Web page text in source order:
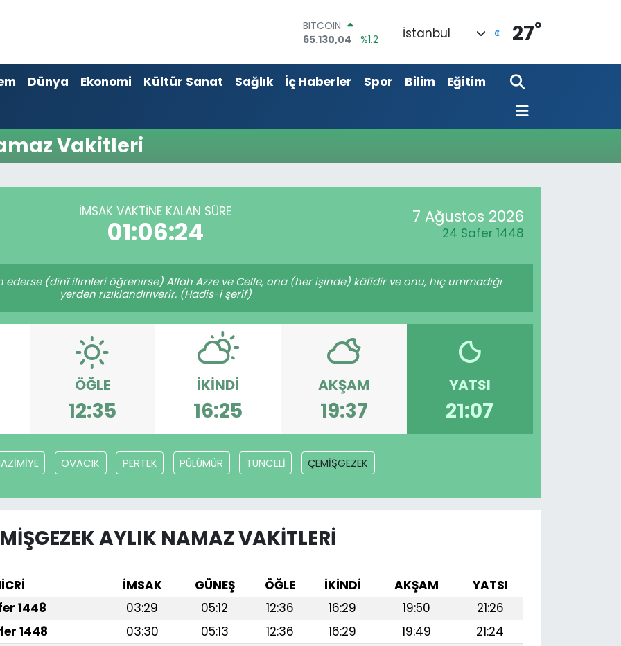
BITCOIN
65.130,04
%1.2
47,7106
%0.17
EURO
BİST100
İstanbul 27°
Dünya Ekonomi Kültür Sanat Sağlık İç Haberler Spor Bilim
Eğitim
Vakitleri
İMSAK VAKTINE KALAN SÜRE
01:06:24 7 Ağustos 2026
24 Safer 1448
ederse (dînî ilimleri öğrenirse) Allah Azze ve Celle, ona (her işinde) kâfidir ve onu, hiç ummadığı
yerden rızıklandırıverir. (Hadis-i şerif)
ÖĞLE
12:35
İKINDI
16:25
AKŞAM
19:37
YATSI
21:07
OVACIK PERTEK PÜLÜMÜR TUNCELİ ÇEMİŞGEZEK
AYLIK NAMAZ VAKITLERI
İMSAK GÜNEŞ ÖĞLE İKINDI AKŞAM
YATSI
1448 03:29 05:12 12:36 16:29 19:50
21:26
1448 03:30 05:13 12:36 16:29 19:49
21:24